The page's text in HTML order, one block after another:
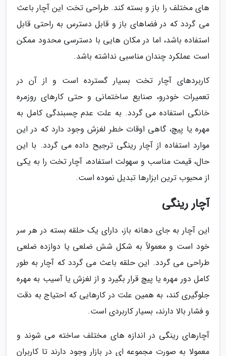
های مختلف را باز و بسته کند. طراحی تخت این آچار باعث
می گردد که در فضاهای باز و قابل دسترس به راحتی قابل
استفاده باشد، اما در مکان هایی با دسترسی محدود ممکن
است عملکرد چندان مناسبی نداشته باشد.
کاربردهای آچار تخت بسیار گسترده است و از آن در
تعمیرات خودرو، صنایع ساختمانی و حتی کارهای روزمره
خانگی استفاده می گردد. به علت عدم چسبندگی کامل به
مهره یا پیچ، گاهی اوقات خطر لغزش وجود دارد که در این
موارد استفاده از آچار رینگی ترجیح داده می گردد. با این
حال، قیمت مناسب و سهولت استفاده، آچار تخت را به یکی
از محبوب ترین ابزارها تبدیل نموده است.
آچار رینگی
این آچار به جای دهانه باز، دارای یک حلقه بسته در هر سر
خود است و معمولاً به شکل شش ضلعی یا دوازده ضلعی
طراحی می گردد. این حلقه باعث می گردد که آچار به طور
کامل دور مهره یا پیچ قرار بگیرد و از لغزش یا آسیب به مهره
جلوگیری کند، به همین علت در کارهایی که احتیاج به دقت
و فشار بالا دارند، بسیار کاربردی است.
آچارهای رینگی در اندازه های مختلف ساخته می شوند و
معمولا به صورت مجموعه ای در بازار وجود دارند تا کاربران